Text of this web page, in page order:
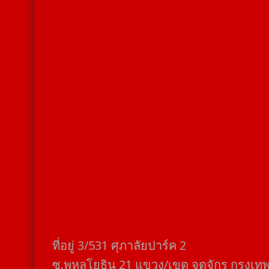
ที่อยู่​ 3/531​ ศุภาลัยปาร์ค​ 2
ซ.พหลโยธิน​ 21​ แขวง/เขต​ จตุจักร​ กรุงเท